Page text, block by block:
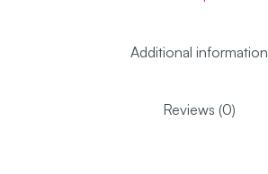
Additional information
Reviews (0)